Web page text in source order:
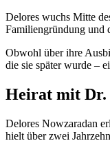
Delores wuchs Mitte
Familiengründung und
Obwohl über ihre
die sie später wurde –
Heirat mit Dr.
Delores Nowzaradan
hielt über zwei